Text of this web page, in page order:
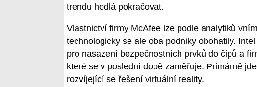
trendu hodlá pokračovat.
Vlastnictví firmy McAfee lze podle analytiků
technologicky se ale oba podniky obohatily.
pro nasazení bezpečnostních prvků do čipů a
které se v poslední době zaměřuje. Primárně
rozvíjející se řešení virtuální reality.